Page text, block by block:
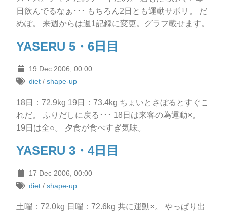
日飲んでるなぁ･･･ もちろん2日とも運動サボリ。 だ
めぽ。 来週からは週1記録に変更。グラフ載せます。
YASERU 5・6日目
19 Dec 2006, 00:00
diet/ shape-up
18日：72.9kg 19日：73.4kg ちょいとさぼるとすぐこ
れだ。 ふりだしに戻る･･･ 18日は来客の為運動×。
19日は全○。 夕食が食べすぎ気味。
YASERU 3・4日目
17 Dec 2006, 00:00
diet/ shape-up
土曜：72.0kg 日曜：72.6kg 共に運動×。 やっぱり出